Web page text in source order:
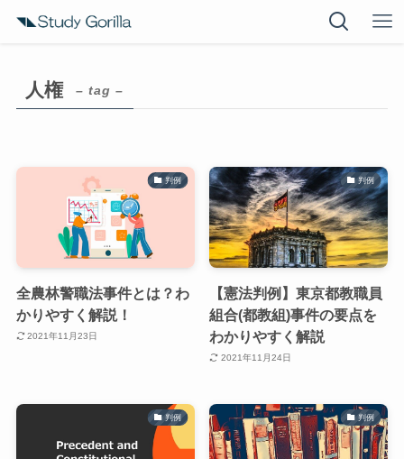
人権 – tag –
判例
全農林警職法事件とは？わ
かりやすく解説！
2021年11月23日
判例
【憲法判例】東京都教職員
組合(都教組)事件の要点を
わかりやすく解説
2021年11月24日
判例 判例